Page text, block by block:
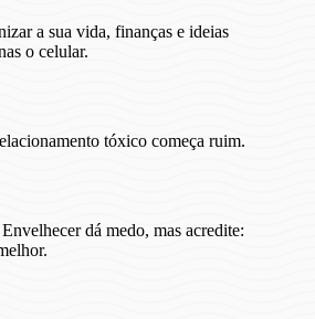
a sua vida, finanças e ideias
o celular.
tóxico começa ruim.
dá medo, mas acredite: